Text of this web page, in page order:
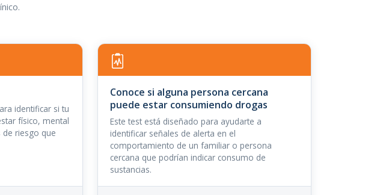
identificar si tu
físico, mental
riesgo que
Conoce si alguna persona cercana
puede estar consumiendo drogas
Este test está diseñado para ayudarte a
identificar señales de alerta en el
comportamiento de un familiar o persona
cercana que podrían indicar consumo de
sustancias.